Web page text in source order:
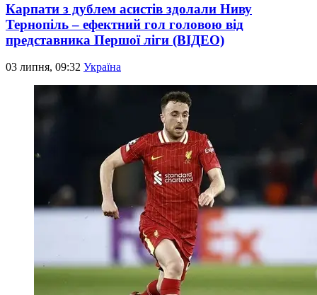
Карпати з дублем асистів здолали Ниву
Тернопіль – ефектний гол головою від
представника Першої ліги (ВІДЕО)
03 липня, 09:32 Україна